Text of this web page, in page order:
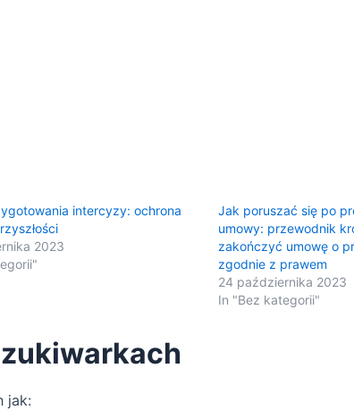
intercyzy: ochrona
2023
Jak poruszać się po
umowy: przewodnik
zakończyć umowę o
zgodnie z prawem
24 października 2023
In "Bez kategorii"
jak: